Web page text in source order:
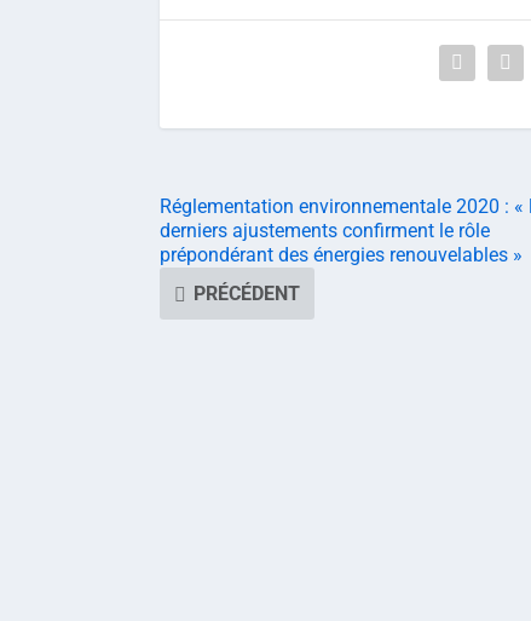
Réglementation environnementale 2020 : «
derniers ajustements confirment le rôle
prépondérant des énergies renouvelables »
PRÉCÉDENT